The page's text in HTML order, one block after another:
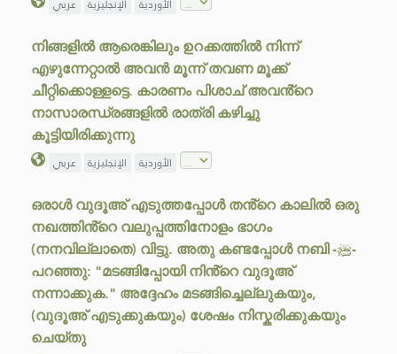
عربي الإنجليزية الأوردية
നിങ്ങളിൽ ആരെങ്കിലും ഉറക്കത്തിൽ നിന്ന്
എഴുന്നേറ്റാൽ അവൻ മൂന്ന് തവണ മൂക്ക്
ചീറ്റിക്കൊള്ളട്ടെ. കാരണം പിശാച് അവൻ്റെ
നാസാരന്ധ്രങ്ങളിൽ രാത്രി കഴിച്ചു
കൂട്ടിയിരിക്കുന്നു
عربي الإنجليزية الأوردية
ഒരാൾ വുദൂഅ് എടുത്തപ്പോൾ തൻ്റെ കാലിൽ ഒരു
നഖത്തിൻ്റെ വലുപ്പത്തിനോളം ഭാഗം
(നനവില്ലാതെ) വിട്ടു. അതു കണ്ടപ്പോൾ നബി -ﷺ-
പറഞ്ഞു: "മടങ്ങിപ്പോയി നിൻ്റെ വുദൂഅ്
നന്നാക്കുക." അദ്ദേഹം മടങ്ങിച്ചെല്ലുകയും,
(വുദൂഅ് എടുക്കുകയും) ശേഷം നിസ്കരിക്കുകയും
ചെയ്തു